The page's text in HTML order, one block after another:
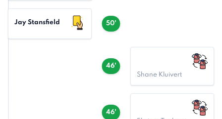
50'
Jay Stansfield
46'
Shane Kluivert
46'